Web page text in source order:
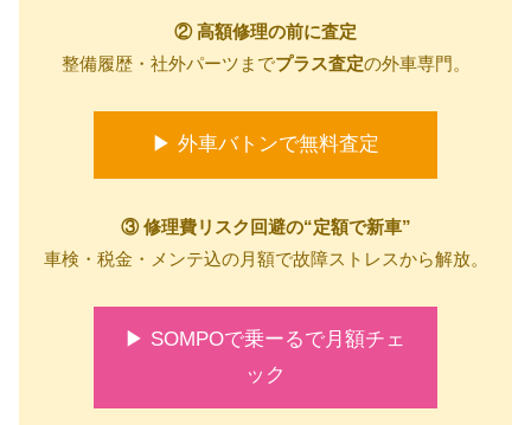
② 高額修理の前に査定
整備履歴・社外パーツまでプラス査定の外車専門。
▶ 外車バトンで無料査定
③ 修理費リスク回避の“定額で新車”
車検・税金・メンテ込の月額で故障ストレスから解放。
▶ SOMPOで乗ーるで月額チェ
ック